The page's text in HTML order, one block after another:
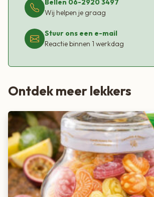
Bellen 06-2920 3497
Wij helpen je graag
Stuur ons een e-mail
Reactie binnen 1 werkdag
Ontdek meer lekkers